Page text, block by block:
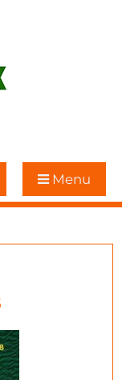
Menu